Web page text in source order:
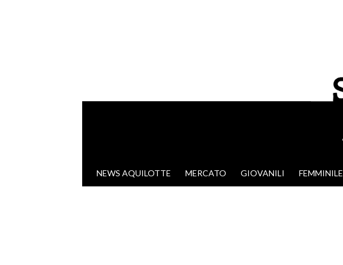
VAI AL CONTENUTO
NEWS AQUILOTTE MERCATO GIOVANILI FEMMINILE